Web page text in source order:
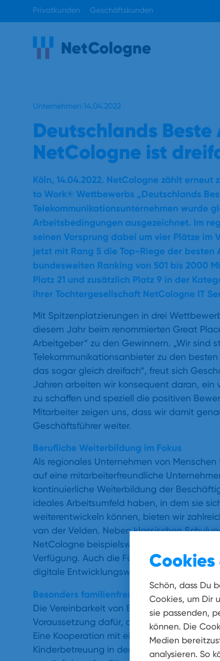
Schön, dass Du
Cookies, um Dir
sie passenden,
können. Die
Medien
analysieren. So
Privatkunden Geschäftskunden
Unternehmen 14.04.2022
Deutschlands
NetCologne ist
Köln, 14.04.2022. NetCologne zählt
to Work® Wettbewerbs „Deutschlands
Telekommunikationsunternehmen wurde
Arbeitsbedingungen ausgezeichnet. Im
seinen Vorsprung dabei um vier Plätze im
jetzt mit Rang 5 die Top-Riege der
bundesweiten Ranking von 501 bis 2000
Platz 21 und zusätzlich Platz 9 in der
ihrer Tochtergesellschaft NetCologne IT
Mit Spitzenplatzierungen in drei
diesem Jahr beim renommierten Great
Arbeitgeber“ zu den Gewinnern. „Wir sind
Telekommunikationsanbieter zu den
das sogar gleich dreifach“, freut sich
Jahren arbeiten wir konsequent daran,
zu schaffen und speziell die positiven
Mitarbeiter zeigen uns, dass wir damit
Geschäftsführer weiter.
Berufliche Weiterbildung im Fokus
Als regionales Unternehmen von
auf eine mitarbeiterfreundliche
kontinuierliche Weiterbildung der
ideales Arbeitsumfeld haben, in dem sie
weiterentwickeln können, bieten wir
van der Velden. Neben klassischen
NetCologne beispielsweise innovative E-
Verfügung. Auch die Führungskräfte bei
digitale Entwicklungsworkshops.
Besonders familienfreundlich
Die Vereinbarkeit von Berufs- und
Voraussetzung dafür, dass sich die
Eine Kooperation mit einem speziellen
Kinderbetreuung in den Ferien oder im